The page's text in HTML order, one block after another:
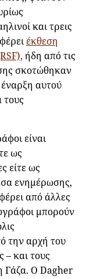
και τρεις
έκθεση
ήδη από τις
σκοτώθηκαν
αυτού
τους
είναι
ως
είτε ως
ενημέρωσης,
από άλλες
μπορούν
την αρχή του
– και τους
Γάζα. Ο Dagher